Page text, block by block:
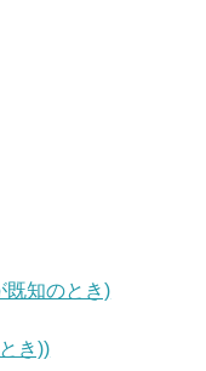
既知のとき)
き))